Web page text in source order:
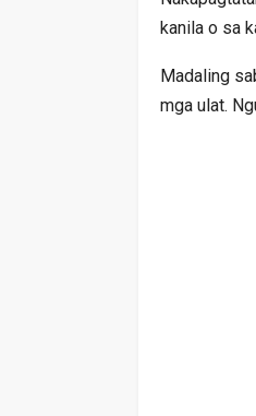
kanila o sa
Madaling
mga ulat.